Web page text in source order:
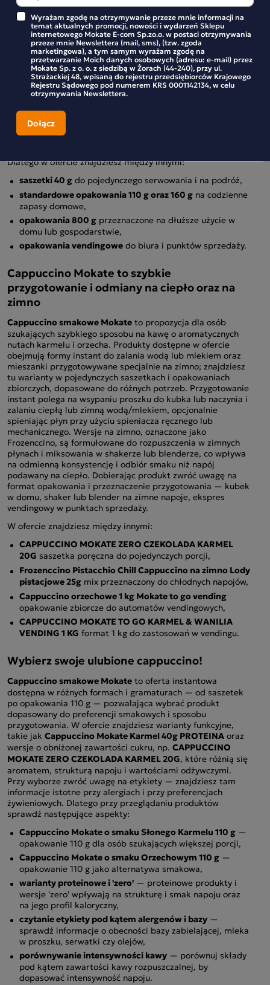
Cappuccino smakowe Mokateto oferta, w której
dobierzesz format pod konkretną sytuację — od
pojedynczych porcji po opakowania dla punktów
vendingowych i biur. Wybierz saszetkę 40 g, jeśli
potrzebujesz szybkiego serwowania w podróży lub jako
pojedyncza porcja, sięgnij po opakowanie 110 g lub 160 g do
codziennego użytku w domu, a gdy przygotowujesz zapas
lub zaopatrujesz miejsce sprzedaży, dostępne są większe
worki, takie jak 800 g i 1 kg. Znajdziesz tu warianty zarówno
o smaku orzechowym, jak i karmelowym, dlatego
dopasujesz gramaturę do częstotliwości użycia i liczby
Dlatego w ofercie znajdziesz między innymi:
saszetki 40 gdo pojedynczego serwowania i na podróż,
standardowe opakowania 110 g oraz 160 g na codzienne
zapasy domowe,
opakowania 800 g przeznaczone na dłuższe użycie w
domu lub gospodarstwie,
opakowania vendingowedo biura i punktów sprzedaży.
Cappuccino Mokate to szybkie
przygotowanie i odmiany na ciepło oraz na
zimno
Cappuccino smakowe Mokateto propozycja dla osób
szukających szybkiego sposobu na kawę o aromatycznych
nutach karmelu i orzecha. Produkty dostępne w ofercie
obejmują formy instant do zalania wodą lub mlekiem oraz
mieszanki przygotowywane specjalnie na zimno; znajdziesz
tu warianty w pojedynczych saszetkach i opakowaniach
zbiorczych, dopasowane do różnych potrzeb. Przygotowanie
instant polega na wsypaniu proszku do kubka lub naczynia i
zalaniu ciepłą lub zimną wodą/mlekiem, opcjonalnie
spieniając płyn przy użyciu spieniacza ręcznego lub
mechanicznego. Wersje na zimno, oznaczone jako
Frozenccino, są formułowane do rozpuszczenia w zimnych
płynach i miksowania w shakerze lub blenderze, co wpływa
na odmienną konsystencję i odbiór smaku niż napój
podawany na ciepło. Dobierając produkt zwróć uwagę na
format opakowania i przeznaczenie przygotowania — kubek
w domu, shaker lub blender na zimne napoje, ekspres
vendingowy w punktach sprzedaży.
W ofercie znajdziesz między innymi:
CAPPUCCINO MOKATE ZERO CZEKOLADA KARMEL
20G saszetka poręczna do pojedynczych porcji,
Frozenccino Pistacchio Chill Cappuccino na zimno Lody
pistacjowe 25g mix przeznaczony do chłodnych napojów,
Cappuccino orzechowe 1 kg Mokate to go vending
opakowanie zbiorcze do automatów vendingowych,
CAPPUCCINO MOKATE TO GO KARMEL & WANILIA
VENDING 1 KG format 1 kg do zastosowań w vendingu.
Wybierz swoje ulubione cappuccino!
Cappuccino smakowe Mokateto oferta instantowa
dostępna w różnych formach i gramaturach — od saszetek
po opakowania 110 g — pozwalająca wybrać produkt
dopasowany do preferencji smakowych i sposobu
przygotowania. W ofercie znajdziesz warianty funkcyjne,
takie jak Cappuccino Mokate Karmel 40g PROTEINAoraz
wersje o obniżonej zawartości cukru, np. CAPPUCCINO
MOKATE ZERO CZEKOLADA KARMEL 20G, które różnią się
aromatem, strukturą napoju i wartościami odżywczymi.
Przy wyborze zwróć uwagę na etykiety — znajdziesz tam
informacje istotne przy alergiach i przy preferencjach
żywieniowych. Dlatego przy przeglądaniu produktów
sprawdź następujące aspekty:
Cappuccino Mokate o smaku Słonego Karmelu 110 g —
opakowanie 110 g dla osób szukających większej porcji,
Cappuccino Mokate o smaku Orzechowym 110 g —
opakowanie 110 g jako alternatywa smakowa,
warianty proteinowe i 'zero' — proteinowe produkty i
wersje 'zero' wpływają na strukturę i smak napoju oraz
na jego profil kaloryczny,
czytanie etykiety pod kątem alergenów i bazy —
sprawdź informacje o obecności bazy zabielającej, mleka
w proszku, serwatki czy olejów,
porównywanie intensywności kawy — porównuj składy
pod kątem zawartości kawy rozpuszczalnej, by
dopasować intensywność napoju.
Wyrażam zgodę na otrzymywanie przeze mnie informacji na
temat aktualnych promocji, nowości i wydarzeń Sklepu
internetowego Mokate E-com Sp.zo.o. w postaci otrzymywania
przeze mnie Newslettera (mail, sms), (tzw. zgoda
marketingowa), a tym samym wyrażam zgodę na
przetwarzanie Moich danych osobowych (adresu: e-mail) przez
Mokate Sp. z o. o. z siedzibą w Żorach (44-240), przy ul.
Strażackiej 48, wpisaną do rejestru przedsiębiorców Krajowego
Rejestru Sądowego pod numerem KRS 0001142134, w celu
otrzymywania Newslettera.